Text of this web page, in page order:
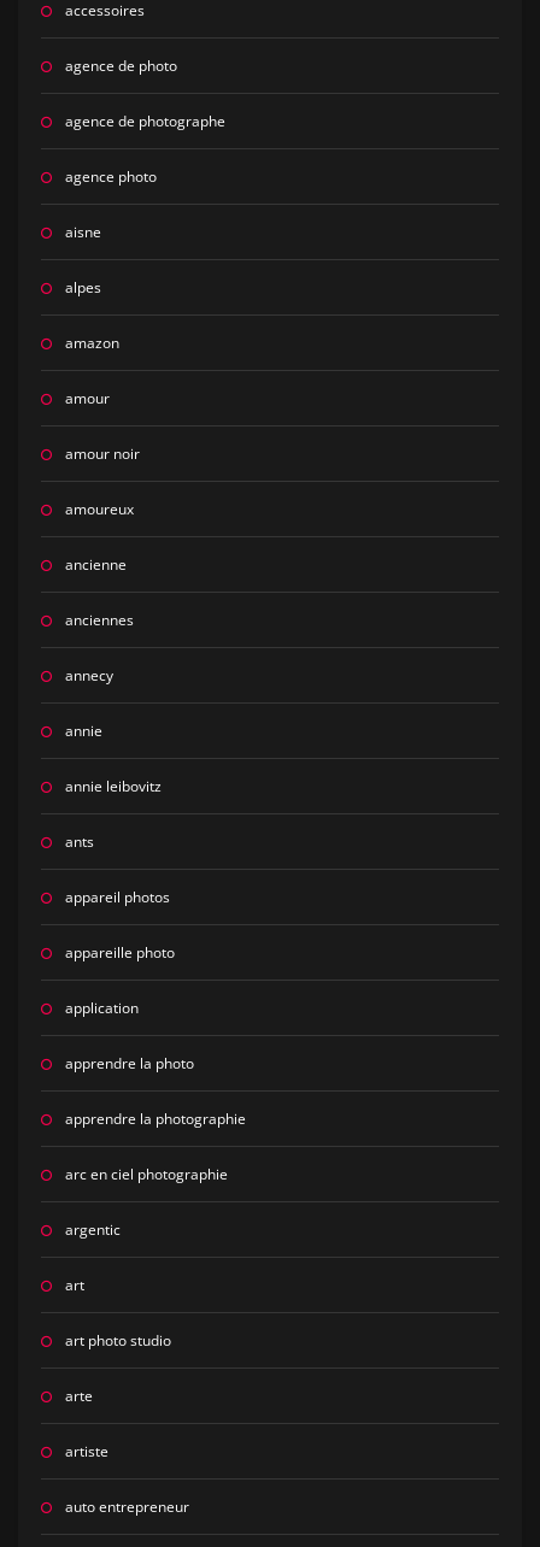
accessoires
agence de photo
agence de photographe
agence photo
aisne
alpes
amazon
amour
amour noir
amoureux
ancienne
anciennes
annecy
annie
annie leibovitz
ants
appareil photos
appareille photo
application
apprendre la photo
apprendre la photographie
arc en ciel photographie
argentic
art
art photo studio
arte
artiste
auto entrepreneur